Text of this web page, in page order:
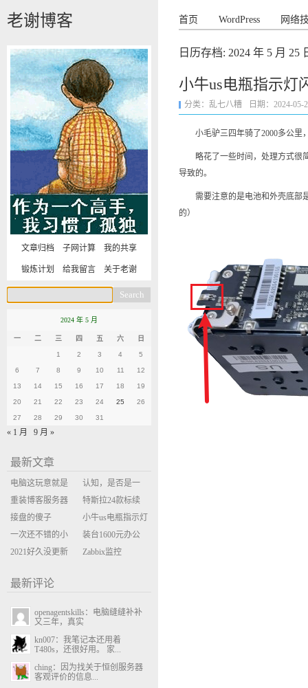
老谢博客 首页 WordPress 网络
日历存档: 2024 年 5 月 25
小牛us电瓶指示灯
分类： 乱七八糟 日期：2024-05-
小毛驴三四年骑了2000多公里，
略花了一些时间，处理方式很简
导致的。
需要注意的是电池和外壳底部是
的）
文章归档 子网计算 我的共享
锻炼计划 给我留言 关于老谢
2024 年 5 月
一 二 三 四 五 六 日
1 2 3 4 5
6 7 8 9 10 11 12
13 14 15 16 17 18 19
20 21 22 23 24 25 26
27 28 29 30 31
« 1 月 9 月 »
最新文章
电脑这玩意就是
缝缝补补的事
认知，是否是一
座大山？当架构
决策变成配置清
单比价
重装博客服务器
环境
特斯拉24款标续
Model Y 2万公里
使用体验
接盘的傻子
小牛us电瓶指示灯
闪三次不上电
一次还不错的小
米售后体验
装台1600元办公
主机
2021好久没更新
Zabbix监控
最新评论
openagentskills：电脑缝缝补补
又三年，真实
kn007：我笔记本还用着
T480s，还很好用。 家...
ching：因为找关于恒创服务器
客观评价的信息...